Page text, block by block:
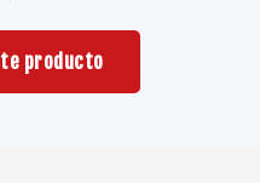
producto